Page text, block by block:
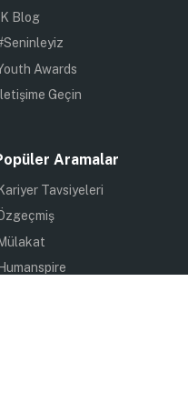
Blog
Awards
Geçin
Aramalar
Kariyer Tavsiyeleri
Mülakat
Humanspire